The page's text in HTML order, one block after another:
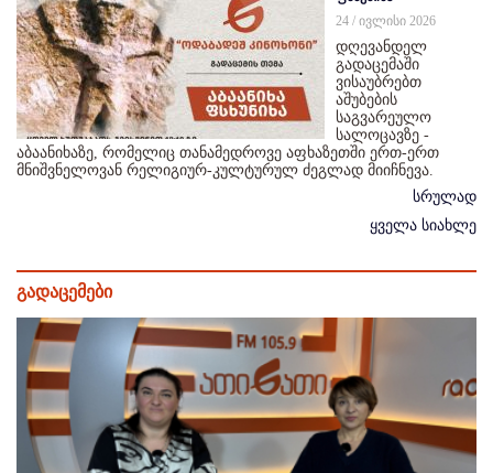
24 / ივლისი 2026
დღევანდელ
გადაცემაში
ვისაუბრებთ
აშუბების
საგვარეულო
სალოცავზე -
აბაანიხაზე, რომელიც თანამედროვე აფხაზეთში ერთ-ერთ
მნიშვნელოვან რელიგიურ-კულტურულ ძეგლად მიიჩნევა.
სრულად
ყველა სიახლე
გადაცემები